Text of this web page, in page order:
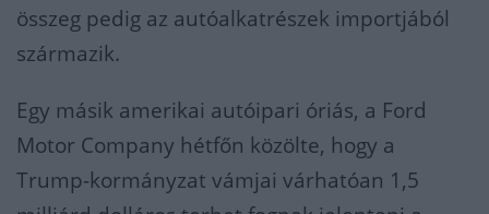
összeg pedig az autóalkatrészek importjából
származik.
Egy másik amerikai autóipari óriás, a Ford
Motor Company hétfőn közölte, hogy a
Trump-kormányzat vámjai várhatóan 1,5